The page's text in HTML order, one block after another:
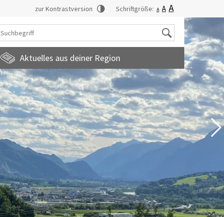
zur Kontrastversion Schriftgröße: A A A
Suche
Aktuelles aus deiner Region
Stadtmagazin
familienfreundlichegemeinde
Europainformationen